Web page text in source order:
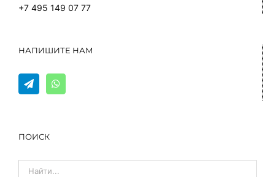
+7 495 149 07 77
НАПИШИТЕ НАМ
ПОИСК